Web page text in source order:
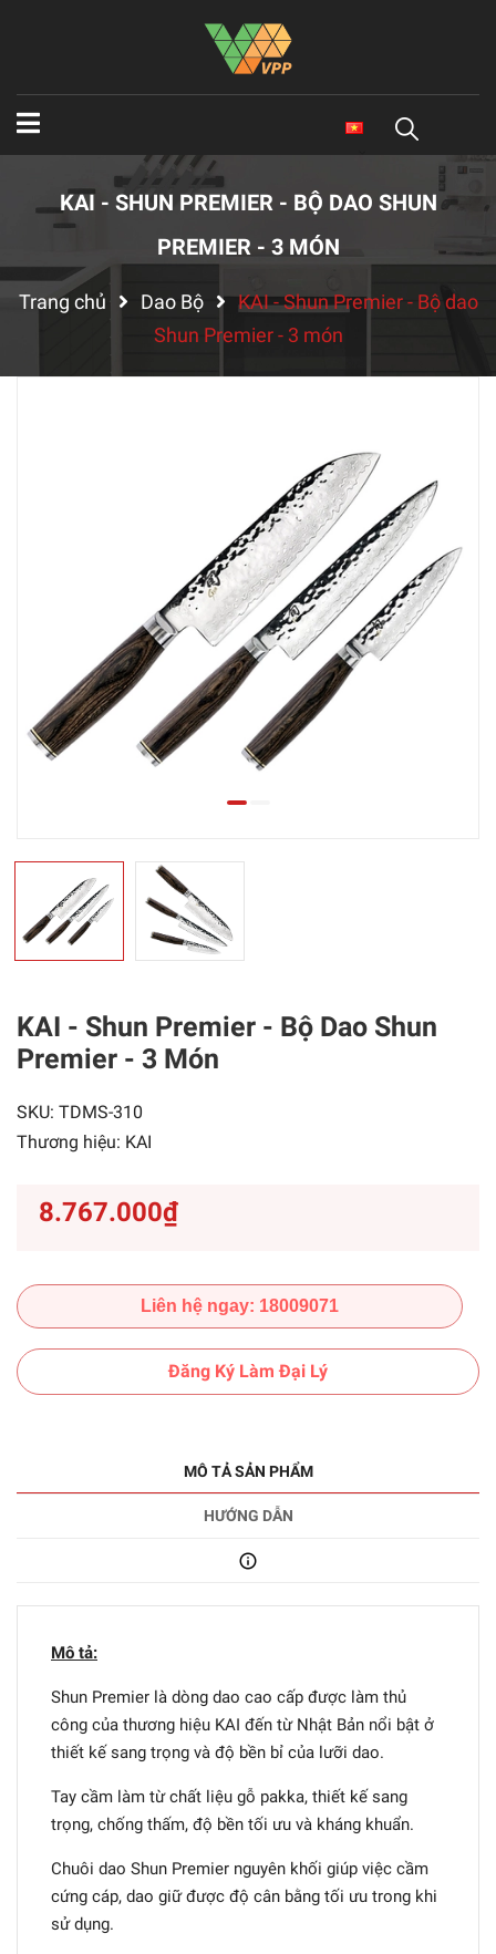
KAI - SHUN PREMIER - BỘ DAO SHUN
PREMIER - 3 MÓN
Trang chủ Dao Bộ
KAI - Shun Premier - Bộ dao
Shun Premier - 3 món
KAI - Shun Premier - Bộ Dao Shun
Premier - 3 Món
SKU: TDMS-310
Thương hiệu: KAI
8.767.000₫
Liên hệ ngay: 18009071
Đăng Ký Làm Đại Lý
MÔ TẢ SẢN PHẨM
HƯỚNG DẪN
Mô tả:
Shun Premier là dòng dao cao cấp được làm thủ
công của thương hiệu KAI đến từ Nhật Bản nổi bật ở
thiết kế sang trọng và độ bền bỉ của lưỡi dao.
Tay cầm làm từ chất liệu gỗ pakka, thiết kế sang
trọng, chống thấm, độ bền tối ưu và kháng khuẩn.
Chuôi dao Shun Premier nguyên khối giúp việc cầm
cứng cáp, dao giữ được độ cân bằng tối ưu trong khi
sử dụng.